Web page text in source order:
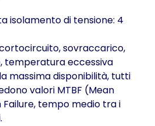
isolamento di tensione: 4
sovraccarico,
temperatura eccessiva
massima disponibilità, tutti
valori MTBF (Mean
Failure, tempo medio tra i